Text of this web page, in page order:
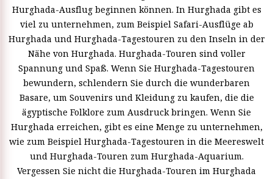
Hurghada-Ausflug beginnen können. In Hurghada gibt es
viel zu unternehmen, zum Beispiel Safari-Ausflüge ab
Hurghada und Hurghada-Tagestouren zu den Inseln in der
Nähe von Hurghada. Hurghada-Touren sind voller
Spannung und Spaß. Wenn Sie Hurghada-Tagestouren
bewundern, schlendern Sie durch die wunderbaren
Basare, um Souvenirs und Kleidung zu kaufen, die die
ägyptische Folklore zum Ausdruck bringen. Wenn Sie
Hurghada erreichen, gibt es eine Menge zu unternehmen,
wie zum Beispiel Hurghada-Tagestouren in die Meereswelt
und Hurghada-Touren zum Hurghada-Aquarium.
Vergessen Sie nicht die Hurghada-Touren im Hurghada